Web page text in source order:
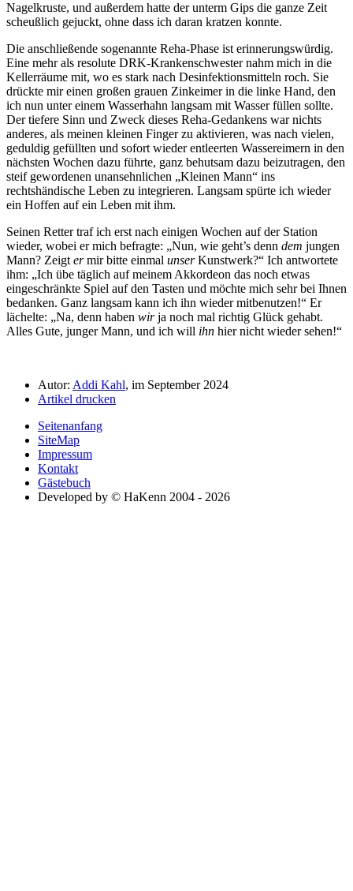
Nagelkruste, und außerdem hatte der unterm Gips die ganze Zeit
scheußlich gejuckt, ohne dass ich daran kratzen konnte.
Die anschließende sogenannte Reha-Phase ist erinnerungswürdig.
Eine mehr als resolute DRK-Krankenschwester nahm mich in die
Kellerräume mit, wo es stark nach Desinfektionsmitteln roch. Sie
drückte mir einen großen grauen Zinkeimer in die linke Hand, den
ich nun unter einem Wasserhahn langsam mit Wasser füllen sollte.
Der tiefere Sinn und Zweck dieses Reha-Gedankens war nichts
anderes, als meinen kleinen Finger zu aktivieren, was nach vielen,
geduldig gefüllten und sofort wieder entleerten Wassereimern in den
nächsten Wochen dazu führte, ganz behutsam dazu beizutragen, den
steif gewordenen unansehnlichen
Kleinen Mann
ins
rechtshändische Leben zu integrieren. Langsam spürte ich wieder
ein Hoffen auf ein Leben mit ihm.
Seinen Retter traf ich erst nach einigen Wochen auf der Station
wieder, wobei er mich befragte:
Nun, wie geht’s denn dem jungen
Mann? Zeigt ermir bitte einmal unserKunstwerk?
Ich antwortete
ihm:
Ich übe täglich auf meinem Akkordeon das noch etwas
eingeschränkte Spiel auf den Tasten und möchte mich sehr bei Ihnen
bedanken. Ganz langsam kann ich ihn wieder mitbenutzen!
Er
lächelte:
Na, denn haben wirja noch mal richtig Glück gehabt.
Alles Gute, junger Mann, und ich will ihn hier nicht wieder sehen!
Autor: Addi Kahl, im September 2024
Artikel drucken
Seitenanfang
SiteMap
Impressum
Kontakt
Gästebuch
Developed by © HaKenn 2004 - 2026